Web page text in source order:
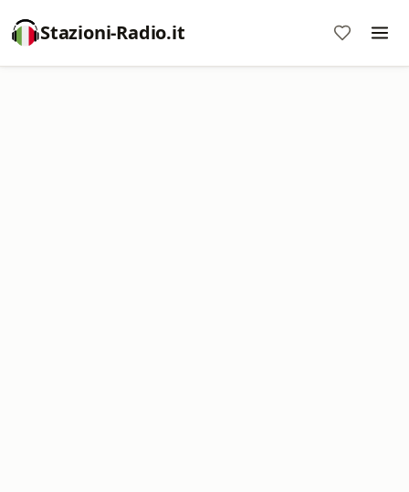
Stazioni-Radio.it